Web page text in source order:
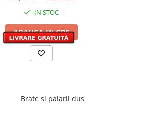
ploaie, Functie bideu, Gri
lucios
IN STOC
ADAUGA IN COS
Brate si palarii dus